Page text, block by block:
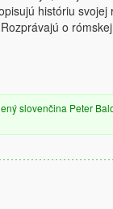
históriu svojej
o
slovenčina Peter